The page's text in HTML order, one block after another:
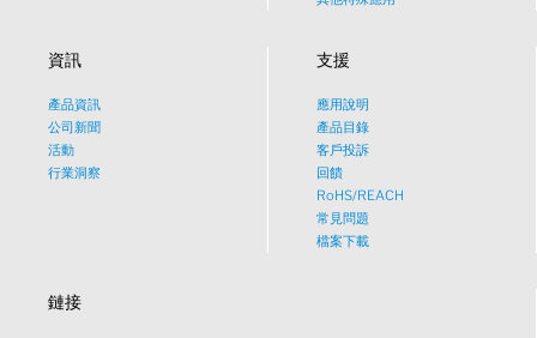
資訊
產品資訊
公司新聞
活動
行業洞察
支援
應用說明
產品目錄
客戶投訴
回饋
RoHS/REACH
常見問題
檔案下載
鏈接
What would you like to talk